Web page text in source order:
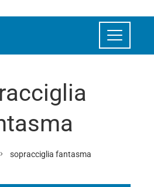
sopracciglia fantasma